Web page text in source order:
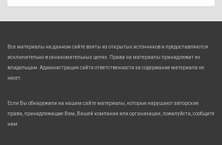
Все материалы на данном сайте взяты из открытых источников и предоставляются
исключительно в ознакомительных целях. Права на материалы принадлежат их
владельцам. Администрация сайта ответственности за содержание материала не
несет.
Если Вы обнаружили на нашем сайте материалы, которые нарушают авторские
права, принадлежащие Вам, Вашей компании или организации, пожалуйста, сообщите
нам.